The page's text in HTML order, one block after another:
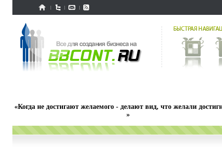
«Когда не достигают желаемого - делают вид, что желали
»